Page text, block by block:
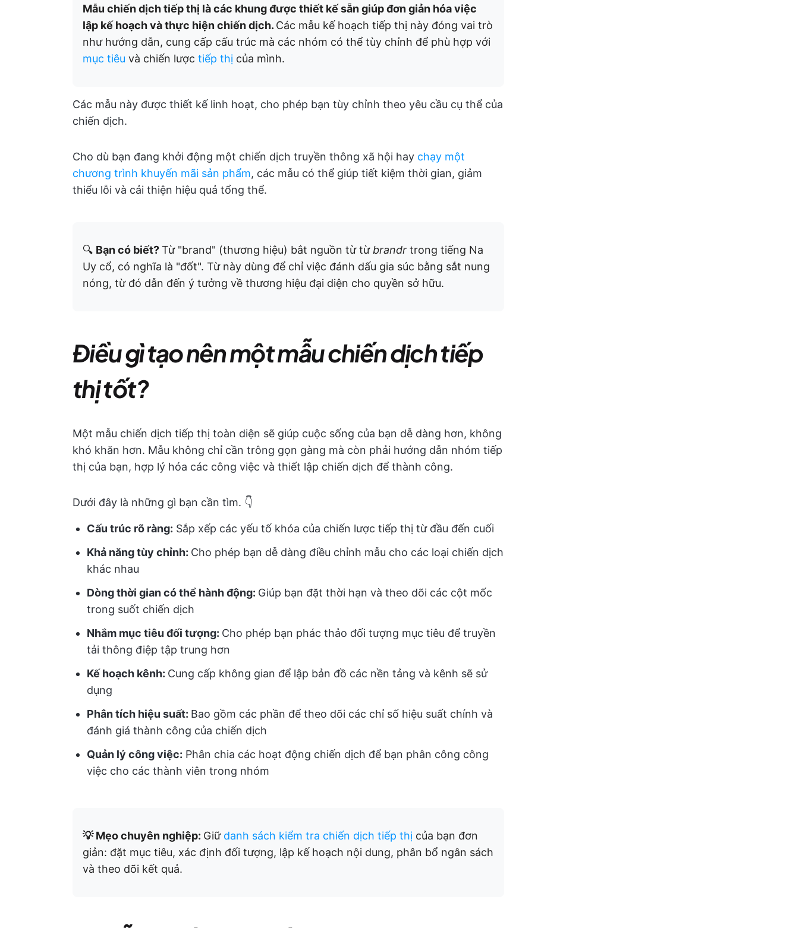
Mẫu chiến dịch tiếp thị là các khung được thiết kế sẵn giúp đơn giản hóa việc
lập kế hoạch và thực hiện chiến dịch. Các mẫu kế hoạch tiếp thị này đóng vai trò
như hướng dẫn, cung cấp cấu trúc mà các nhóm có thể tùy chỉnh để phù hợp với
mục tiêu và chiến lược tiếp thị của mình.
Các mẫu này được thiết kế linh hoạt, cho phép bạn tùy chỉnh theo yêu cầu cụ thể của
chiến dịch.
Cho dù bạn đang khởi động một chiến dịch truyền thông xã hội hay chạy một
chương trình khuyến mãi sản phẩm, các mẫu có thể giúp tiết kiệm thời gian, giảm
thiểu lỗi và cải thiện hiệu quả tổng thể.
🔍 Bạn có biết?Từ "brand" (thương hiệu) bắt nguồn từ từ brandr trong tiếng Na
Uy cổ, có nghĩa là "đốt". Từ này dùng để chỉ việc đánh dấu gia súc bằng sắt nung
nóng, từ đó dẫn đến ý tưởng về thương hiệu đại diện cho quyền sở hữu.
Điều gì tạo nên một mẫu chiến dịch tiếp
thị tốt?
Một mẫu chiến dịch tiếp thị toàn diện sẽ giúp cuộc sống của bạn dễ dàng hơn, không
khó khăn hơn. Mẫu không chỉ cần trông gọn gàng mà còn phải hướng dẫn nhóm tiếp
thị của bạn, hợp lý hóa các công việc và thiết lập chiến dịch để thành công.
Dưới đây là những gì bạn cần tìm. 👇
Cấu trúc rõ ràng: Sắp xếp các yếu tố khóa của chiến lược tiếp thị từ đầu đến cuối
Khả năng tùy chỉnh: Cho phép bạn dễ dàng điều chỉnh mẫu cho các loại chiến dịch
khác nhau
Dòng thời gian có thể hành động: Giúp bạn đặt thời hạn và theo dõi các cột mốc
trong suốt chiến dịch
Nhắm mục tiêu đối tượng: Cho phép bạn phác thảo đối tượng mục tiêu để truyền
tải thông điệp tập trung hơn
Kế hoạch kênh: Cung cấp không gian để lập bản đồ các nền tảng và kênh sẽ sử
dụng
Phân tích hiệu suất: Bao gồm các phần để theo dõi các chỉ số hiệu suất chính và
đánh giá thành công của chiến dịch
Quản lý công việc: Phân chia các hoạt động chiến dịch để bạn phân công công
việc cho các thành viên trong nhóm
💡 Mẹo chuyên nghiệp: Giữ danh sách kiểm tra chiến dịch tiếp thị của bạn đơn
giản: đặt mục tiêu, xác định đối tượng, lập kế hoạch nội dung, phân bổ ngân sách
và theo dõi kết quả.